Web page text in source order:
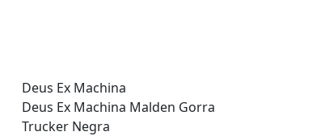
Deus Ex Machina
Deus Ex Machina Malden Gorra
Trucker Negra